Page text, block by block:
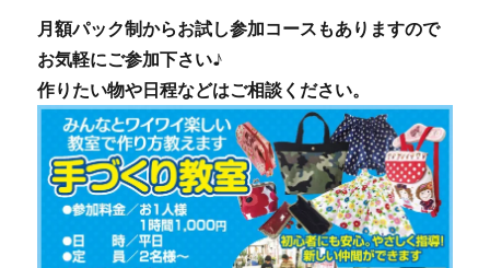
月額パック制からお試し参加コースもありますので
お気軽にご参加下さい♪
作りたい物や日程などはご相談ください。